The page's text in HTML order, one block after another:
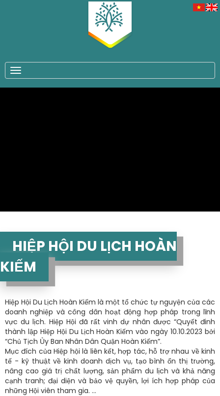
HIỆP HỘI DU LỊCH HOÀN
KIẾM
Hiệp Hội Du Lịch Hoàn Kiếm là một tổ chức tự nguyện của các
doanh nghiệp và công dân hoạt động hợp pháp trong lĩnh
vực du lịch. Hiệp Hội đã rất vinh dự nhân được “Quyết đinh
thành lập Hiệp Hội Du Lịch Hoàn Kiếm vào ngày 10.10.2023 bởi
“Chủ Tịch Ủy Ban Nhân Dân Quận Hoàn Kiếm”.
Mục đích của Hiệp hội là liên kết, hợp tác, hỗ trợ nhau về kinh
tế - kỹ thuật về kinh doanh dịch vụ, tạo bình ổn thị trường,
nâng cao giá trị chất lượng, sản phẩm du lịch và khả năng
cạnh tranh; đại diện và bảo vệ quyền, lợi ích hợp pháp của
những Hội viên tham gia. ...